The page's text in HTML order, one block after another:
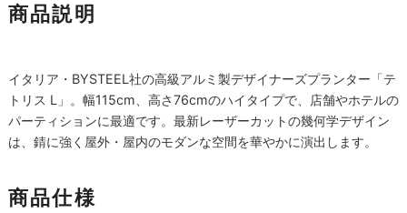
商品説明
イタリア・BYSTEEL社の高級アルミ製デザイナーズプランター「テ
トリス L」。幅115cm、高さ76cmのハイタイプで、店舗やホテルの
パーティションに最適です。最新レーザーカットの幾何学デザイン
は、錆に強く屋外・屋内のモダンな空間を華やかに演出します。
商品仕様